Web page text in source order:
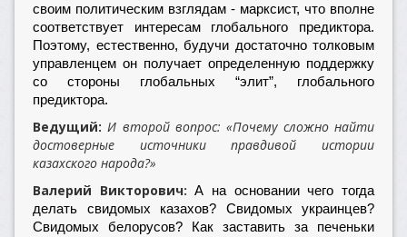
своим политическим взглядам - марксист, что вполне
соответствует интересам глобального предиктора.
Поэтому, естественно, будучи достаточно толковым
управленцем он получает определенную поддержку
со стороны глобальных “элит”, глобального
предиктора.
Ведущий: И второй вопрос: «Почему сложно найти
достоверные источники правдивой истории
казахского народа?»
Валерий Викторович:А на основании чего тогда
делать свидомых казахов? Свидомых украинцев?
Свидомых белорусов? Как заставить за печеньки